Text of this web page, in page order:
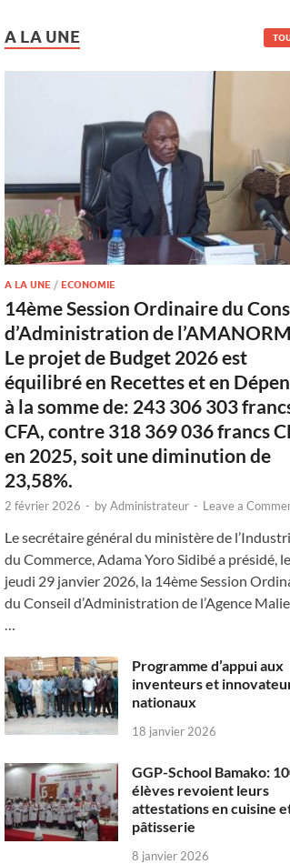
A LA UNE
A LA UNE /ECONOMIE
14ème Session Ordinaire du
d’Administration de
Le projet de Budget 2026 est
équilibré en Recettes et en
à la somme de: 243 306 303
CFA, contre 318 369 036 francs
en 2025, soit une diminution de
23,58%.
2 février 2026 - byAdministrateur - Leave a
Le secrétaire général du ministère de
du Commerce, Adama Yoro Sidibé a présidé, le
jeudi 29 janvier 2026, la 14ème Session
du Conseil d’Administration de l’Agence
…
Programme d’appui aux
inventeurs et
nationaux
18 janvier 2026
GGP-School Bamako:
élèves revoient leurs
attestations en cuisine
pâtisserie
8 janvier 2026